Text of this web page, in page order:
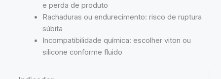
e perda de produto
Rachaduras ou endurecimento: risco de ruptura
súbita
Incompatibilidade química: escolher viton ou
silicone conforme fluido